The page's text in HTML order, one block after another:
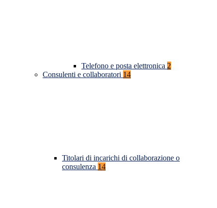
Telefono e posta elettronica 2
Consulenti e collaboratori 14
Titolari di incarichi di collaborazione o
consulenza 14